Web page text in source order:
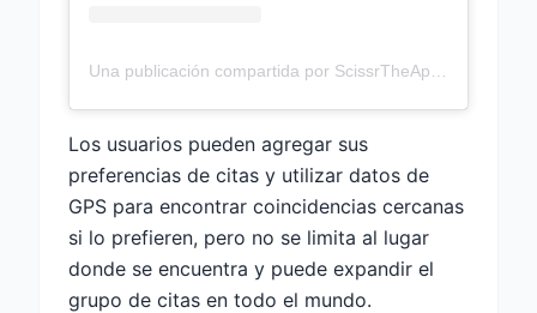
Los usuarios pueden agregar sus
preferencias de citas y utilizar datos de
GPS para encontrar coincidencias cercanas
si lo prefieren, pero no se limita al lugar
donde se encuentra y puede expandir el
grupo de citas en todo el mundo.